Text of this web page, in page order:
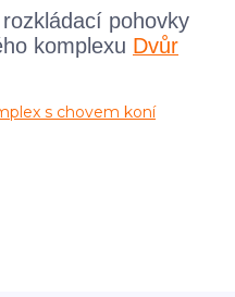
pohovky
komplexu Dvůr